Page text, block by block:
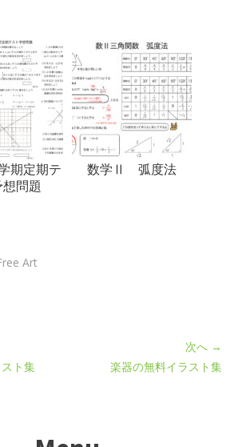
期定期テ
想問題
数学Ⅱ 弧度法
Art
ト集
次へ →
楽器の無料イラスト集